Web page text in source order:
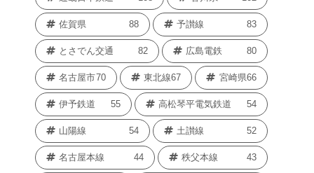
佐賀県 88 予讃線 83
とさでん交通 82 広島電鉄 80
名古屋市70 東北線67 宮崎県66
伊予鉄道 55 高松琴平電気鉄道 54
山陽線 54 土讃線 52
名古屋本線 44 秩父本線 43